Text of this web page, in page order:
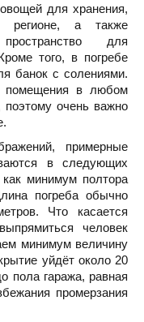
для хранения,
регионе, а также
для
того, в погребе
банок с солениями.
помещения в любом
очень важно
примерные
в следующих
минимум полтора
погреба обычно
Что касается
человек
минимум величину
уйдёт около 20
пола гаража, равная
промерзания